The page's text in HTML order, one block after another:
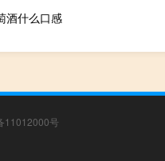
酒什么口感
11012000号